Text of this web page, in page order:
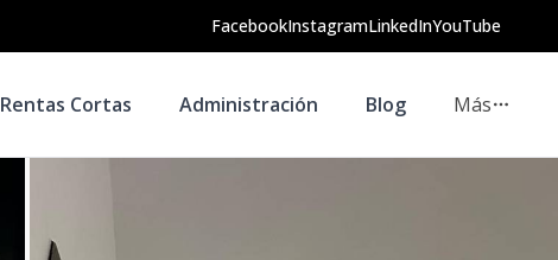
FacebookInstagramLinkedInYouTube
Rentas Cortas Administración Blog Más